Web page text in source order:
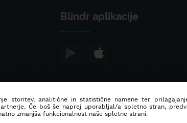
Blindr aplikacije
storitev, analitične in statistične namene ter
Če boš še naprej uporabljal/a spletno stran,
zmanjša funkcionalnost naše spletne strani.